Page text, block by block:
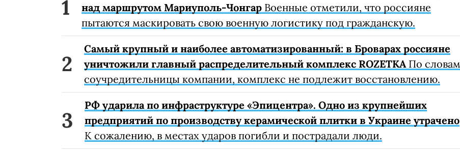
над маршрутом Мариуполь-Чонгар Военные отметили, что россияне
пытаются маскировать свою военную логистику под гражданскую.
Самый крупный и наиболее автоматизированный: в Броварах россияне
уничтожили главный распределительный комплекс ROZETKAПо словам
соучредительницы компании, комплекс не подлежит восстановлению.
РФ ударила по инфраструктуре «Эпицентра». Одно из крупнейших
предприятий по производству керамической плитки в Украине утрачено
К сожалению, в местах ударов погибли и пострадали люди.